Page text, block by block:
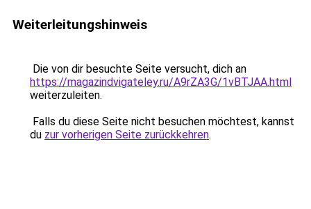
Weiterleitungshinweis
Die von dir besuchte Seite versucht, dich an
https://magazindvigateley.ru/A9rZA3G/1vBTJAA.html
weiterzuleiten.
Falls du diese Seite nicht besuchen möchtest, kannst
du zur vorherigen Seite zurückkehren.